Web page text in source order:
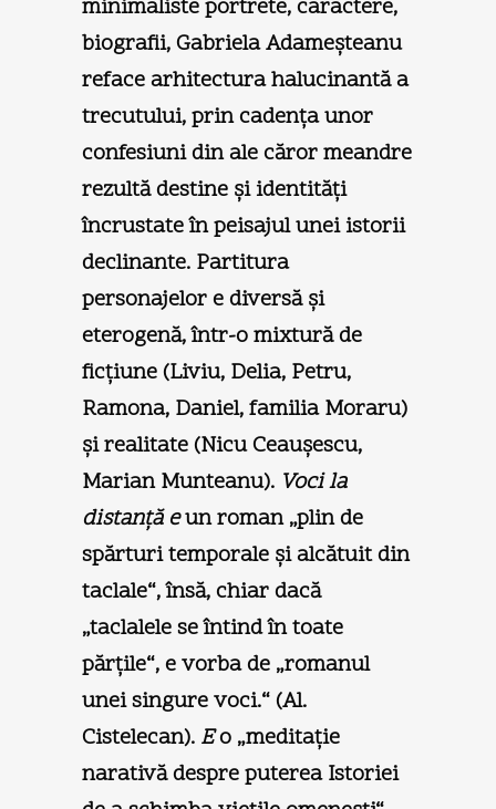
minimaliste portrete, caractere,
biografii, Gabriela Adameşteanu
reface arhitectura halucinantă a
trecutului, prin cadenţa unor
confesiuni din ale căror meandre
rezultă destine şi identităţi
încrustate în peisajul unei istorii
declinante. Partitura
personajelor e diversă şi
eterogenă, într-o mixtură de
ficţiune (Liviu, Delia, Petru,
Ramona, Daniel, familia Moraru)
şi realitate (Nicu Ceauşescu,
Marian Munteanu). Voci la
distanţă eun roman „plin de
spărturi temporale şi alcătuit din
taclale“, însă, chiar dacă
„taclalele se întind în toate
părţile“, e vorba de „romanul
unei singure voci.“ (Al.
Cistelecan). Eo „meditaţie
narativă despre puterea Istoriei